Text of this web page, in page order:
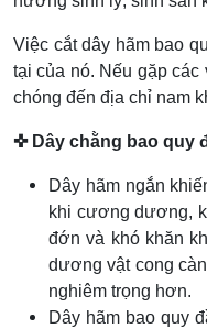
Việc cắt dây hãm bao
tại của nó. Nếu gặp
chóng đến địa chỉ nam
✜ Dây chằng bao quy
Dây hãm ngắn
khi cương dương,
đớn và khó khăn
dương vật cong
nghiêm trọng hơn.
Dây hãm bao quy